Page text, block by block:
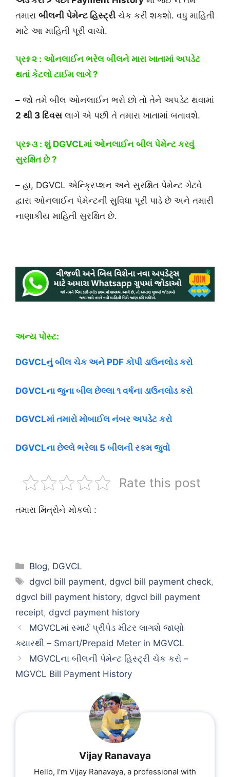
તમારા બીલની પેમેન્ટ હિસ્ટ્રી ચેક કરી શકશો. વધુ માહિતી
માટે આ માહિતી પૂરી વાચો.
પ્રશ્ન ૨ : ઓનલાઈન ભરેલ બીલને મારા ખાતામાં અપડેટ
થતાં કેટલો ટાઈમ લાગે ?
– જો તમે બીલ ઓનલાઈન ભરો છો તો તેને અપડેટ થવામાં
2 થી 3 દિવસ લાગે એ પછી તે તમારા ખાતામાં બતાવશે.
પ્રશ્ન ૩ : શું DGVCLમાં ઓનલાઈન બીલ પેમેન્ટ કરવું
સુરક્ષિત છે ?
– હા, DGVCL એન્ક્રિપ્શન અને સુરક્ષિત પેમેન્ટ ગેટવે
દ્વારા ઓનલાઈન પેમેન્ટની સુવિધા પૂરી પાડે છે અને તમારી
નાણાકીય માહિતી સુરક્ષિત છે.
અન્ય પોસ્ટ:
DGVCLનું બીલ ચેક અને PDF કોપી ડાઉનલોડ કરો
DGVCLના જુના બીલ છેલ્લા ૧ વર્ષના ડાઉનલોડ કરો
DGVCLમાં તમારો મોબાઈલ નંબર અપડેટ કરો
DGVCLના છેલ્લે ભરેલા 5 બીલની રકમ જુવો
Rate this post
તમારા મિત્રોને મોકલો :
Categories
Blog, DGVCL
Tags
dgvcl bill payment, dgvcl bill payment check,
dgvcl bill payment history, dgvcl bill payment
receipt, dgvcl payment history
MGVCLમાં સ્માર્ટ પ્રીપેડ મીટર લાગશે જાણો
ક્યારથી – Smart/Prepaid Meter in MGVCL
MGVCLના બીલની પેમેન્ટ હિસ્ટ્રી ચેક કરો –
MGVCL Bill Payment History
Vijay Ranavaya
Hello, I’m Vijay Ranavaya, a professional with